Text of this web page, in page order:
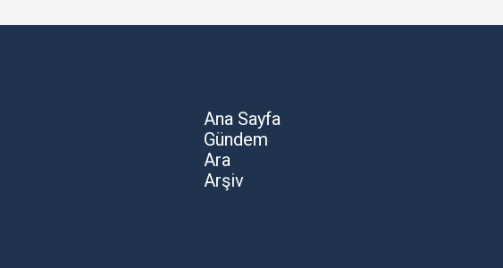
Ana Sayfa
Gündem
Ara
Arşiv